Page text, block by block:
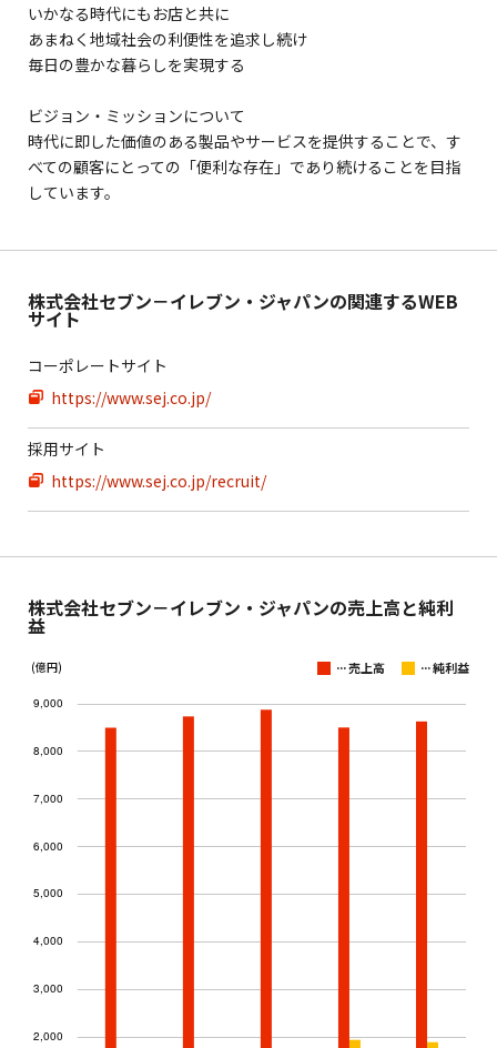
いかなる時代にもお店と共に
あまねく地域社会の利便性を追求し続け
毎日の豊かな暮らしを実現する
ビジョン・ミッションについて
時代に即した価値のある製品やサービスを提供することで、す
べての顧客にとっての「便利な存在」であり続けることを目指
しています。
株式会社セブン－イレブン・ジャパンの関連するWEB
サイト
コーポレートサイト
https://www.sej.co.jp/
採用サイト
https://www.sej.co.jp/recruit/
株式会社セブン－イレブン・ジャパンの売上高と純利
益
(億円) ...売上高 ...純利益